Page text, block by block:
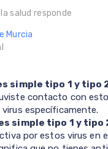
salud responde
Murcia
simple tipo 1 y tipo
contacto con
específicamente.
simple tipo 1 y tipo
por estos virus en